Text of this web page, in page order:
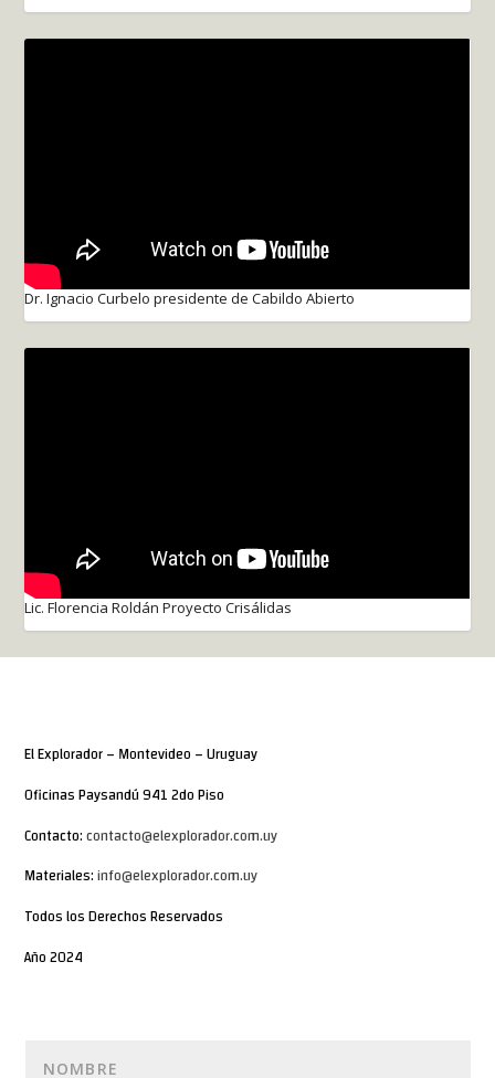
Dr. Ignacio Curbelo presidente de Cabildo Abierto
Lic. Florencia Roldán Proyecto Crisálidas
El Explorador – Montevideo – Uruguay
Oficinas Paysandú 941 2do Piso
Contacto:contacto@elexplorador.com.uy
Materiales:info@elexplorador.com.uy
Todos los Derechos Reservados
Año 2024